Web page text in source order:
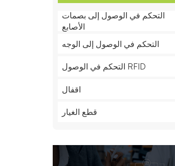
التحكم في الوصول إلى بصمات
الأصابع
التحكم في الوصول إلى الوجه
التحكم في الوصول RFID
اقفال
قطع الغيار